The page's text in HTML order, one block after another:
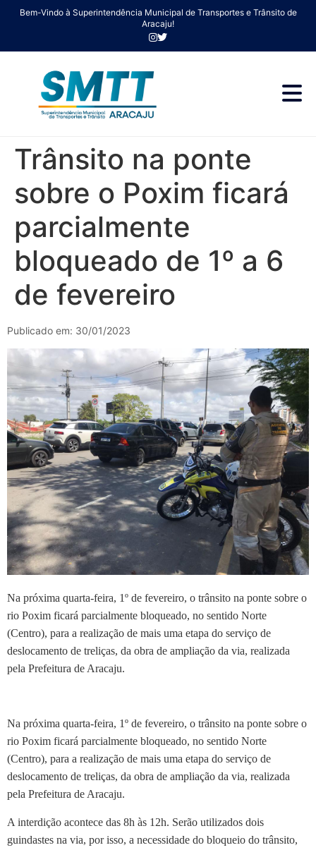
Bem-Vindo à Superintendência Municipal de Transportes e Trânsito de
Aracaju!
Trânsito na ponte
sobre o Poxim ficará
parcialmente
bloqueado de 1º a 6
de fevereiro
Publicado em: 30/01/2023
Na próxima quarta-feira, 1º de fevereiro, o trânsito na ponte sobre o
rio Poxim ficará parcialmente bloqueado, no sentido Norte
(Centro), para a realização de mais uma etapa do serviço de
deslocamento de treliças, da obra de ampliação da via, realizada
pela Prefeitura de Aracaju.
Na próxima quarta-feira, 1º de fevereiro, o trânsito na ponte sobre o
rio Poxim ficará parcialmente bloqueado, no sentido Norte
(Centro), para a realização de mais uma etapa do serviço de
deslocamento de treliças, da obra de ampliação da via, realizada
pela Prefeitura de Aracaju.
A interdição acontece das 8h às 12h. Serão utilizados dois
guindastes na via, por isso, a necessidade do bloqueio do trânsito,